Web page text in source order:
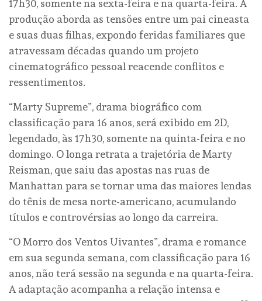
17h30, somente na sexta-feira e na quarta-feira. A
produção aborda as tensões entre um pai cineasta
e suas duas filhas, expondo feridas familiares que
atravessam décadas quando um projeto
cinematográfico pessoal reacende conflitos e
ressentimentos.
“Marty Supreme”, drama biográfico com
classificação para 16 anos, será exibido em 2D,
legendado, às 17h30, somente na quinta-feira e no
domingo. O longa retrata a trajetória de Marty
Reisman, que saiu das apostas nas ruas de
Manhattan para se tornar uma das maiores lendas
do tênis de mesa norte-americano, acumulando
títulos e controvérsias ao longo da carreira.
“O Morro dos Ventos Uivantes”, drama e romance
em sua segunda semana, com classificação para 16
anos, não terá sessão na segunda e na quarta-feira.
A adaptação acompanha a relação intensa e